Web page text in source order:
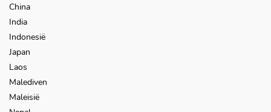
China
India
Indonesië
Japan
Laos
Malediven
Maleisië